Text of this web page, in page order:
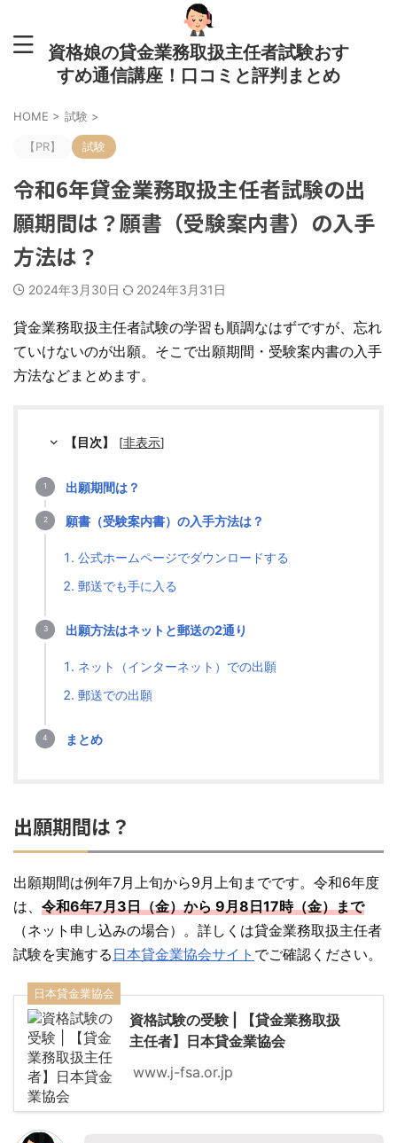
資格娘の貸金業務取扱主任者試験おす
すめ通信講座！口コミと評判まとめ
HOME > 試験 >
【PR】 試験
令和6年貸金業務取扱主任者試験の出
願期間は？願書（受験案内書）の入手
方法は？
2024年3月30日 2024年3月31日
貸金業務取扱主任者試験の学習も順調なはずですが、忘れ
ていけないのが出願。そこで出願期間・受験案内書の入手
方法などまとめます。
【目次】 [非表示]
出願期間は？
願書（受験案内書）の入手方法は？
公式ホームページでダウンロードする
郵送でも手に入る
出願方法はネットと郵送の2通り
ネット（インターネット）での出願
郵送での出願
まとめ
出願期間は？
出願期間は例年7月上旬から9月上旬までです。令和6年度
は、 令和6年7月3日（金）から 9月8日17時（金）まで
（ネット申し込みの場合）。詳しくは貸金業務取扱主任者
試験を実施する 日本貸金業協会サイト でご確認ください。
日本貸金業協会
資格試験の受験 | 【貸金業務取扱
主任者】日本貸金業協会
www.j-fsa.or.jp